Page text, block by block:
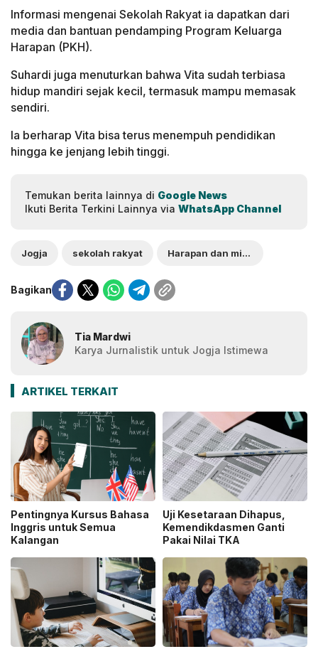
Informasi mengenai Sekolah Rakyat ia dapatkan dari
media dan bantuan pendamping Program Keluarga
Harapan (PKH).
Suhardi juga menuturkan bahwa Vita sudah terbiasa
hidup mandiri sejak kecil, termasuk mampu memasak
sendiri.
Ia berharap Vita bisa terus menempuh pendidikan
hingga ke jenjang lebih tinggi.
Temukan berita lainnya di Google News
Ikuti Berita Terkini Lainnya via WhatsApp Channel
Jogja sekolah rakyat Harapan dan mimpi
Bagikan
Tia Mardwi
Karya Jurnalistik untuk Jogja Istimewa
ARTIKEL TERKAIT
Pentingnya Kursus Bahasa
Inggris untuk Semua
Kalangan
Uji Kesetaraan Dihapus,
Kemendikdasmen Ganti
Pakai Nilai TKA